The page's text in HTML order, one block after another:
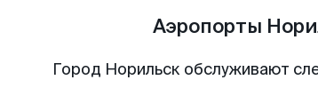
Аэропорты
Город Норильск обслуживают